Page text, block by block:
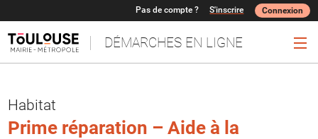
DÉMARCHES EN LIGNE
Pas de compte ? S'inscrire Connexion
Habitat
Prime réparation – Aide à la